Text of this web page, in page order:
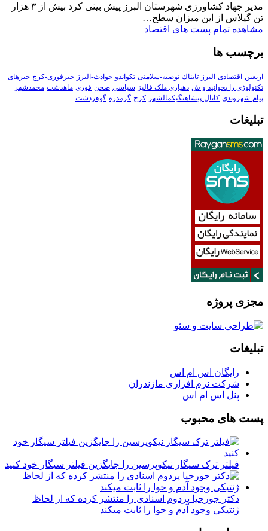
مدیر جهاد کشاورزی شهرستان البرز پیش بینی کرد بیش از ۳ هزار
تن گیلاس از این میزان سطح…
مشاهده تمام پست های اقتصاد
برچسب ها
اربعین اقتصادی البرز تابناك توصیه-سلامتی تکواندو حوادث-البرز خبرفوری-کرج خبرهای
تکنولوڑی را بخوانید و ش دهیاری ملک فالیز سیاسی صحن فوری ماهدشت محمدشهر
پیام-شهروندی کانال-پیشاهنگیکمالشهر کرج گرمدره گوهردشت
تبلیغات
مجزی پروژه
تبلیغات
رایگان اس ام اس
شرکت نرم افزاری مازندران
پنل اس ام اس
پست های محبوب
فیلتر ترک سیگار نیکوپرسین را جایگزین فیلتر سیگار خود کنید
دکتر جورجیا پردوم اسنادی را منتشر کرده که از لحاظ
ژنتیکی وجود آدم و حوا را ثابت میکند